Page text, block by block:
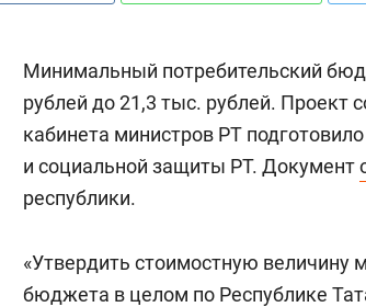
Минимальный потребительский
рублей до 21,3 тыс. рублей. Проект
кабинета министров РТ
и социальной защиты РТ. Документ
республики.
«Утвердить стоимостную величину
бюджета в целом по Республике
в дикой
работа
как основа
команд
Рекомендуем
Мексика,
«Гонка